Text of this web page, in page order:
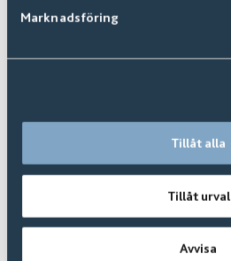
Marknadsföring
Tillåt alla
Tillåt urval
Avvisa